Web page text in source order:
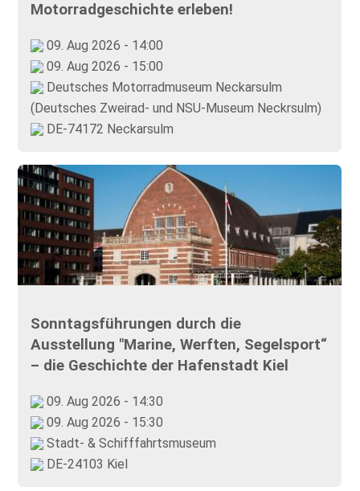
Motorradgeschichte erleben!
09. Aug 2026 - 14:00
09. Aug 2026 - 15:00
Deutsches Motorradmuseum Neckarsulm
(Deutsches Zweirad- und NSU-Museum Neckrsulm)
DE-74172 Neckarsulm
Sonntagsführungen durch die
Ausstellung "Marine, Werften, Segelsport“
– die Geschichte der Hafenstadt Kiel
09. Aug 2026 - 14:30
09. Aug 2026 - 15:30
Stadt- & Schifffahrtsmuseum
DE-24103 Kiel